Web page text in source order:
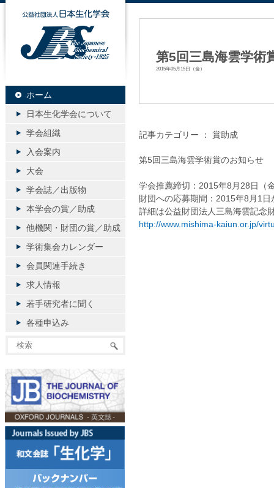
第5回三島海雲学術
2015年05月15日（金）
記事カテゴリー ： 賞助成
第5回三島海雲学術賞のお知らせ
学会推薦締切：2015年8月28日（
財団への応募期間：2015年8月1
詳細は公益財団法人三島海雲記念
http://www.mishima-kaiun.or.jp/
公益社団法人日本生化学会
ホーム
日本生化学会について
学会組織
入会案内
大会
学会誌／出版物
本学会の賞／助成
他機関・財団の賞／助成
学術集会カレンダー
会員関連手続き
求人情報
若手研究者に聞く
各種申込み